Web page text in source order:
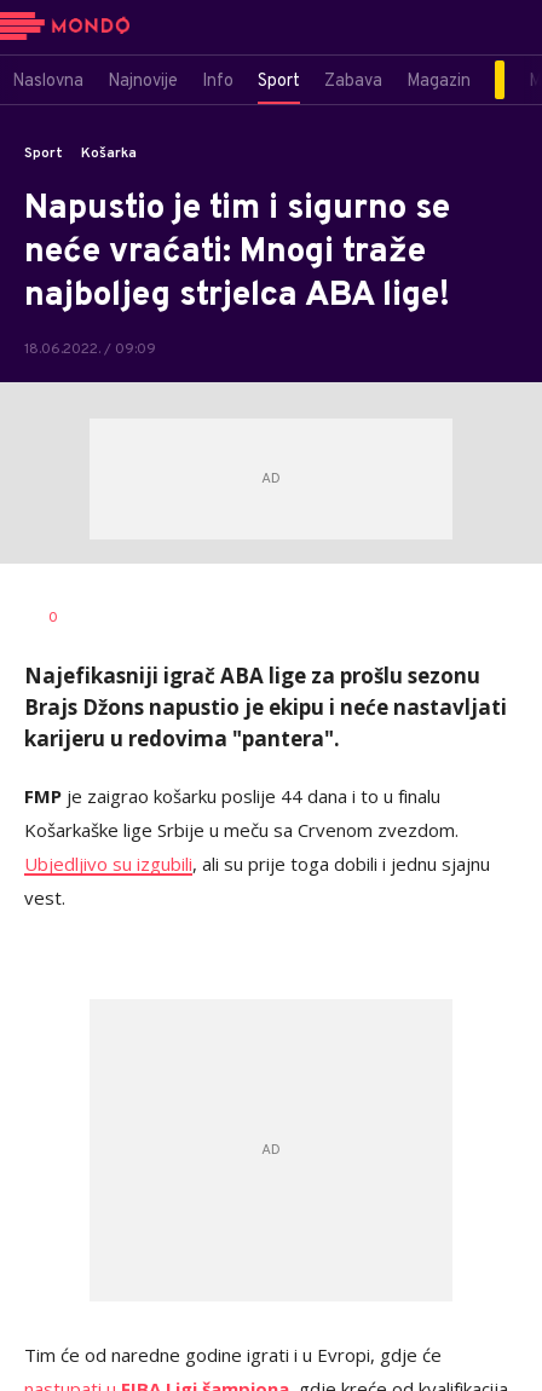
Naslovna Najnovije Info Sport Zabava Magazin
Sport Košarka
Napustio je tim i sigurno se
neće vraćati: Mnogi traže
najboljeg strjelca ABA lige!
18.06.2022. / 09:09
AUTOR
0
Najefikasniji igrač ABA lige za prošlu sezonu
Brajs Džons napustio je ekipu i neće nastavljati
karijeru u redovima "pantera".
FMP je zaigrao košarku poslije 44 dana i to u finalu
Košarkaške lige Srbije u meču sa Crvenom zvezdom.
Ubjedljivo su izgubili, ali su prije toga dobili i jednu sjajnu
vest.
Tim će od naredne godine igrati i u Evropi, gdje će